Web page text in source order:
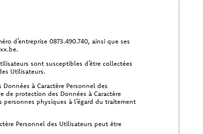
d’entreprise 0873.490.740, ainsi que ses
sont susceptibles d’être collectées
Utilisateurs.
à Caractère Personnel des
de protection des Données à Caractère
physiques à l’égard du traitement
Personnel des Utilisateurs peut être